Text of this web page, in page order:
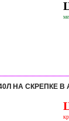
НА СКРЕПКЕ В